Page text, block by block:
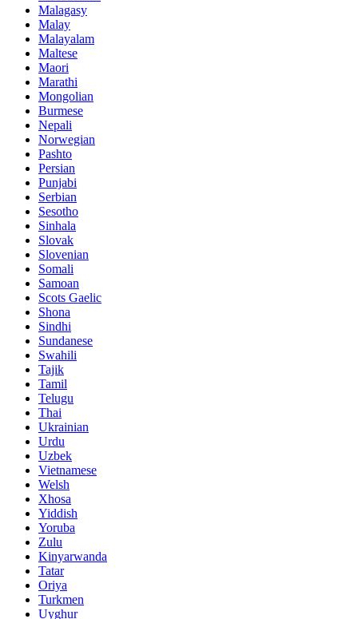
Malagasy
Malay
Malayalam
Maltese
Maori
Marathi
Mongolian
Burmese
Nepali
Norwegian
Pashto
Persian
Punjabi
Serbian
Sesotho
Sinhala
Slovak
Slovenian
Somali
Samoan
Scots Gaelic
Shona
Sindhi
Sundanese
Swahili
Tajik
Tamil
Telugu
Thai
Ukrainian
Urdu
Uzbek
Vietnamese
Welsh
Xhosa
Yiddish
Yoruba
Zulu
Kinyarwanda
Tatar
Oriya
Turkmen
Uyghur